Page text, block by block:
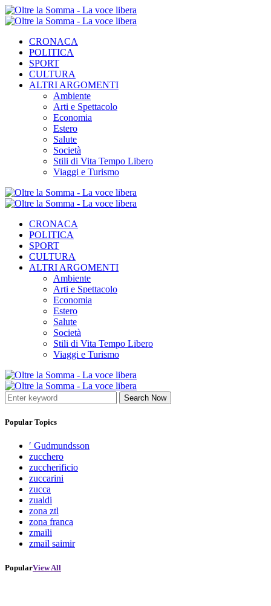
CRONACA
POLITICA
SPORT
CULTURA
ALTRI ARGOMENTI
Ambiente
Arti e Spettacolo
Economia
Estero
Salute
Società
Stili di Vita Tempo Libero
Viaggi e Turismo
CRONACA
POLITICA
SPORT
CULTURA
ALTRI ARGOMENTI
Ambiente
Arti e Spettacolo
Economia
Estero
Salute
Società
Stili di Vita Tempo Libero
Viaggi e Turismo
Search Now
Popular Topics
′ Gudmundsson
zucchero
zuccherificio
zuccarini
zucca
zualdi
zona ztl
zona franca
zmaili
zmail saimir
PopularView All